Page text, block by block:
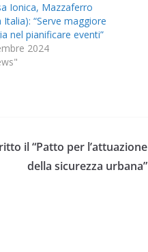
Ionica, Mazzaferro
Italia): “Serve maggiore
nel pianificare eventi”
2024
il “Patto per l’attuazione
della sicurezza urbana”